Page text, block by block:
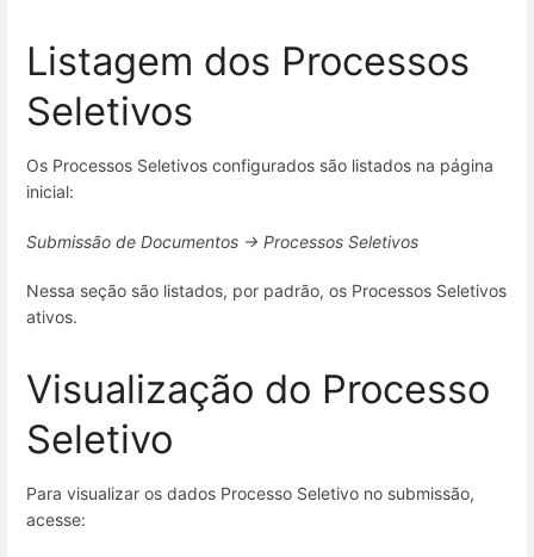
Listagem dos Processos
Seletivos
Os Processos Seletivos configurados são listados na página
inicial:
Submissão de Documentos → Processos Seletivos
Nessa seção são listados, por padrão, os Processos Seletivos
ativos.
Visualização do Processo
Seletivo
Para visualizar os dados Processo Seletivo no submissão,
acesse: